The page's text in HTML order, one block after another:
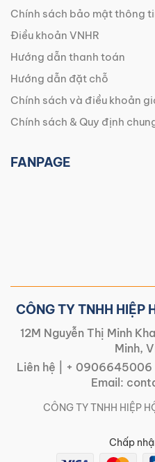
Chính sách bảo mật thông
Điều khoản VNHR
Hướng dẫn thanh toán
Hướng dẫn đặt chỗ
Chính sách và điều khoản
Chính sách & Quy định
FANPAGE
CÔNG TY TNHH HIỆP
12M Nguyễn Thị Minh
Minh,
Liên hệ |
+ 0906645006
Email:
CÔNG TY TNHH HIỆP
Chấp